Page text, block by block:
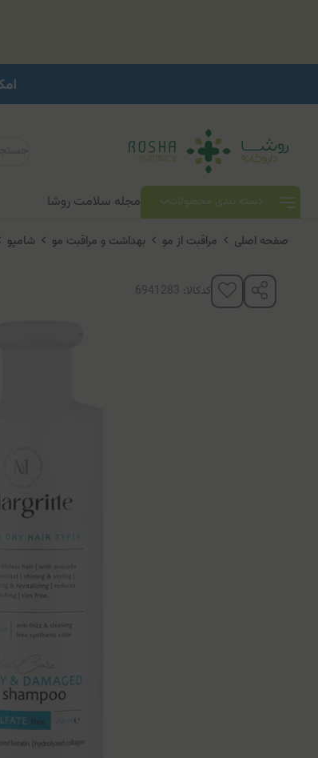
دسته بندی محصولات مجله سلامت روشا
صفحه اصلی مراقبت از مو بهداشت و مراقبت مو شامپو
کدکالا: